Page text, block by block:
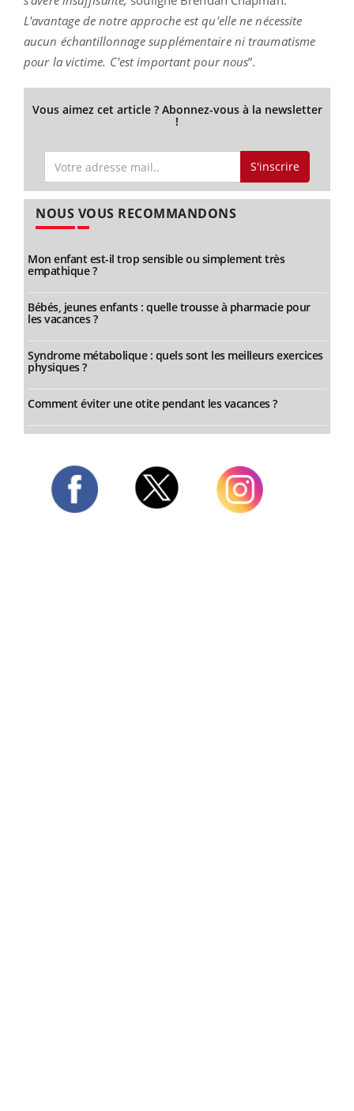
L'avantage de notre approche est qu'elle ne nécessite
aucun échantillonnage supplémentaire ni traumatisme
pour la victime. C'est important pour nous”.
Vous aimez cet article ? Abonnez-vous à la newsletter
!
S'inscrire
NOUS VOUS RECOMMANDONS
Mon enfant est-il trop sensible ou simplement très
empathique ?
Bébés, jeunes enfants : quelle trousse à pharmacie pour
les vacances ?
Syndrome métabolique : quels sont les meilleurs exercices
physiques ?
Comment éviter une otite pendant les vacances ?